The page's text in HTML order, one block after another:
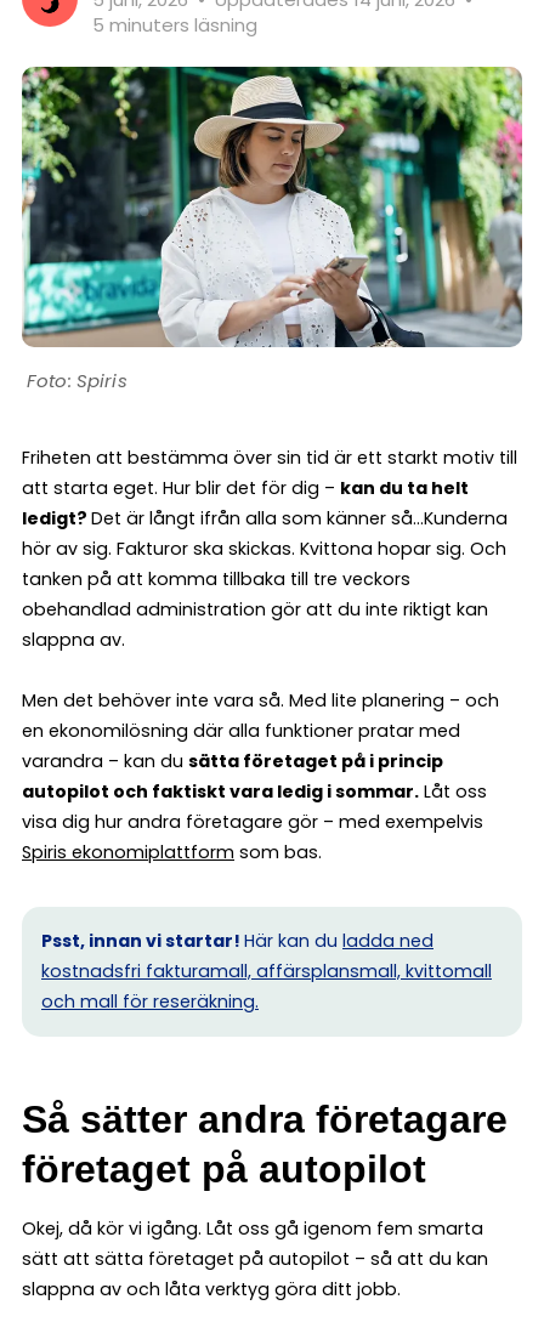
5 minuters läsning
Spiris
Friheten att bestämma över sin tid är ett starkt motiv till
att starta eget. Hur blir det för dig – kan du ta helt
ledigt? Det är långt ifrån alla som känner så…Kunderna
hör av sig. Fakturor ska skickas. Kvittona hopar sig. Och
tanken på att komma tillbaka till tre veckors
obehandlad administration gör att du inte riktigt kan
slappna av.
Men det behöver inte vara så. Med lite planering – och
en ekonomilösning där alla funktioner pratar med
varandra – kan du sätta företaget på i princip
autopilot och faktiskt vara ledig i sommar. Låt oss
visa dig hur andra företagare gör – med exempelvis
Spiris ekonomiplattform som bas.
Psst, innan vi startar! Här kan du ladda ned
kostnadsfri fakturamall, affärsplansmall, kvittomall
och mall för reseräkning.
Så sätter andra företagare
företaget på autopilot
Okej, då kör vi igång. Låt oss gå igenom fem smarta
sätt att sätta företaget på autopilot – så att du kan
slappna av och låta verktyg göra ditt jobb.